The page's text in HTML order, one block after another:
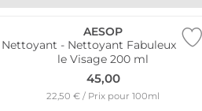
CUCINELLI
AESOP
Nettoyant - Nettoyant Fabuleux pour
le Visage 200 ml
45,00
22,50 € / Prix pour 100ml